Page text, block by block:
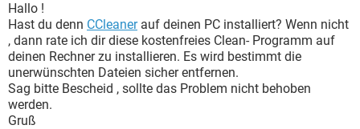
Hallo !
Hast du denn CCleanerauf deinen PC installiert? Wenn nicht
, dann rate ich dir diese kostenfreies Clean- Programm auf
deinen Rechner zu installieren. Es wird bestimmt die
unerwünschten Dateien sicher entfernen.
Sag bitte Bescheid , sollte das Problem nicht behoben
werden.
Gruß